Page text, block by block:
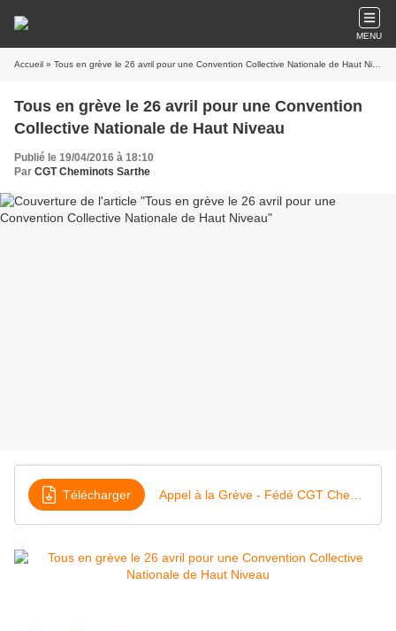
MENU
Accueil » Tous en grève le 26 avril pour une Convention Collective Nationale de Haut Niveau
Tous en grève le 26 avril pour une Convention
Collective Nationale de Haut Niveau
Publié le 19/04/2016 à 18:10
Par CGT Cheminots Sarthe
Télécharger